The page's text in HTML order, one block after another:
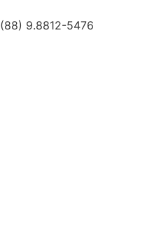
(88) 9.8812-5476